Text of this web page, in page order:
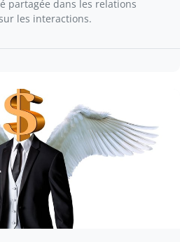
partagée dans les relations
les interactions.